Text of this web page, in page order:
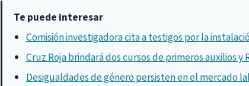
Te puede interesar
Comisión investigadora cita a testigos por la
Cruz Roja brindará dos cursos de primeros auxilios y
Desigualdades de género persisten en el mercado